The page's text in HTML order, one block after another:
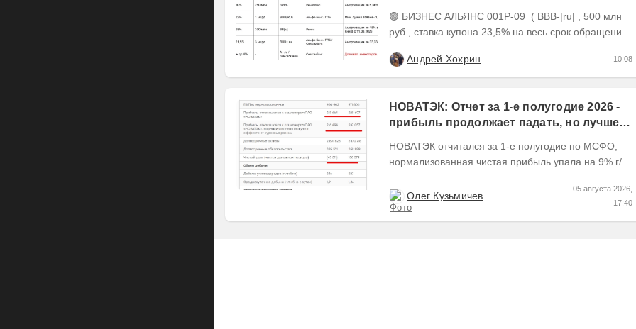
🟢 БИЗНЕС АЛЬЯНС 001P-09 ( BBB-|ru| , 500 млн
руб., ставка купона 23,5% на весь срок обращения,
Андрей Хохрин
10:08
НОВАТЭК: Отчет за 1-е полугодие 2026 -
прибыль продолжает падать, но лучшее
НОВАТЭК отчитался за 1-е полугодие по МСФО,
нормализованная чистая прибыль упала на 9% г/г
Олег Кузьмичев
05 августа 2026,
17:40